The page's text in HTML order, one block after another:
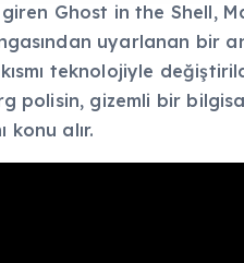
giren Ghost in the Shell,
uyarlanan bir
teknolojiyle
polisin, gizemli bir
konu alır.